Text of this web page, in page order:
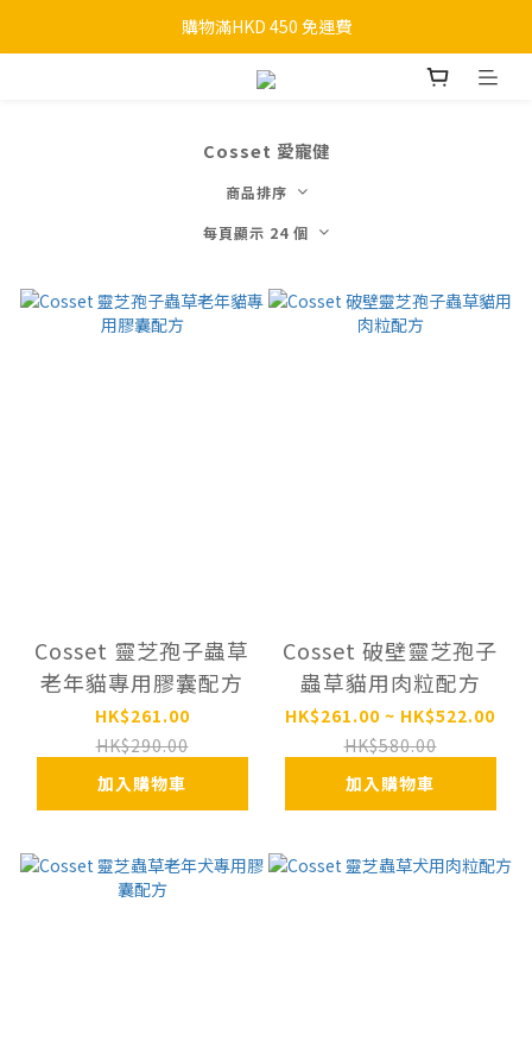
購物滿HKD 450 免運費
購物滿HKD 450 免運費
歡迎whatsapp 95754598 查詢
Cosset 愛寵健
商品排序
每頁顯示 24 個
Cosset 靈芝孢子蟲草
老年貓專用膠囊配方
HK$261.00
HK$290.00
加入購物車
Cosset 破壁靈芝孢子
蟲草貓用肉粒配方
HK$261.00 ~ HK$522.00
HK$580.00
加入購物車